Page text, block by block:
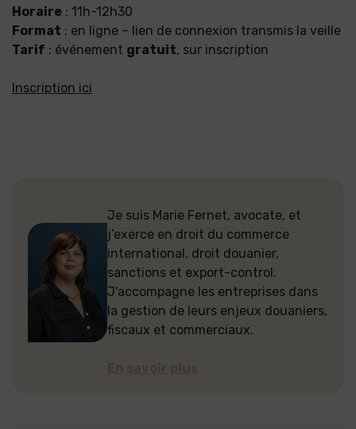
Horaire : 11h-12h30
Format : en ligne – lien de connexion transmis la veille
Tarif : événement gratuit, sur inscription
Inscription ici
Je suis Marie Fernet, avocate, et
j’exerce en droit du commerce
international, droit douanier,
sanctions et export-control.
J'accompagne les entreprises dans
la gestion de leurs enjeux douaniers,
fiscaux et commerciaux.